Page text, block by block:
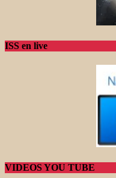
ISS en live
VIDEOS YOU TUBE